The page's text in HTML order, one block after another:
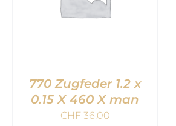
770 Zugfeder 1.2 x
0.15 X 460 X man
CHF36,00